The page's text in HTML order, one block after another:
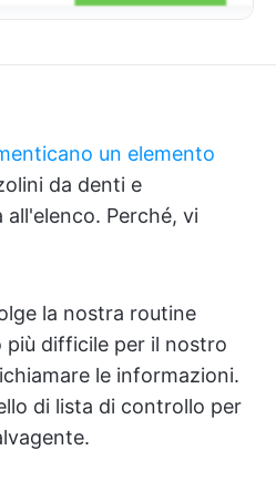
un elemento
da denti e
Perché, vi
la nostra routine
più difficile per il nostro
le informazioni.
di lista di controllo per